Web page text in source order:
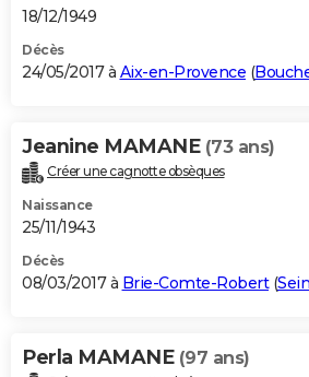
18/12/1949
Décès
24/05/2017 à Aix-en-Provence (
Jeanine MAMANE (73 ans)
Créer une cagnotte obsèques
Naissance
25/11/1943
Décès
08/03/2017 à Brie-Comte-Robert(
Perla MAMANE (97 ans)